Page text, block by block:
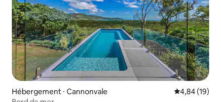
Hébergement ⋅ Cannonvale Évaluation
4,84 (19)